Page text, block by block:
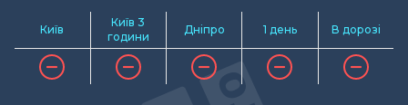
Київ
Київ 3
години
Дніпро 1 день В дорозі